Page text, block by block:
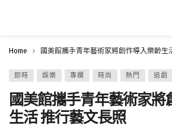
Home 國美館攜手青年藝術家將創作導入樂齡生
即時 娛樂 專欄 時尚 熱門 追劇
國美館攜手青年藝術家將
生活 推行藝文長照